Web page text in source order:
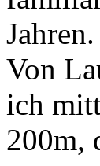
Jahren.
Von
ich
200m,